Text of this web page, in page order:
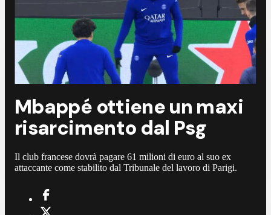
Mbappé ottiene un maxi
risarcimento dal Psg
Il club francese dovrà pagare 61 milioni di euro al suo ex
attaccante come stabilito dal Tribunale del lavoro di Parigi.